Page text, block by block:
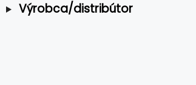
Výrobca/distribútor